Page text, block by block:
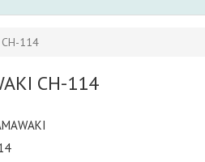
CH-114
CH-114